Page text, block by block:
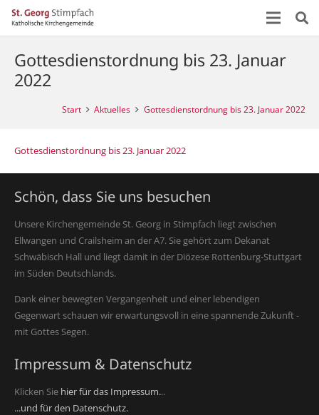
Gottesdienstordnung bis 23. Januar
2022
Start Aktuelles Gottesdienstordnung bis 23. Januar 2022
Gottesdienstordnung bis 23. Januar 2022
Schön, dass Sie uns besuchen
Unsere Kirchengemeinde St. Georg in Stimpfach liegt zwischen
Ellwangen und Crailsheim an der A7. Sie gehört zum Dekanat
Schwäbisch Hall und liegt damit in der Diözese Rottenburg-Stuttgart
im Süden Deutschlands.
Dank einer bewegten Vergangenheit und einer lebendigen
Gegenwart schauen wir erwartungsvoll in eine spannende Zukunft -
mit Gottes Segen.
Impressum & Datenschutz
Klicken Sie hier für das Impressum...
...und für den Datenschutz.